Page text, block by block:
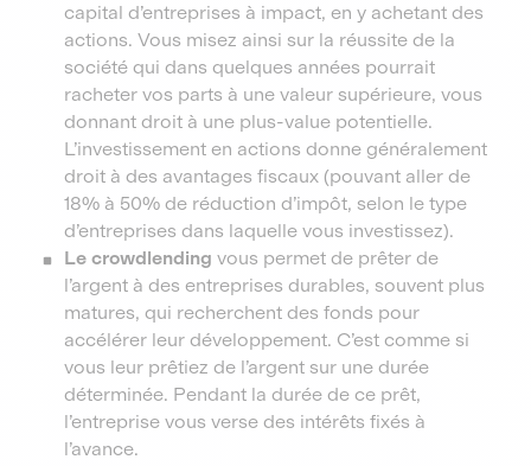
capital d’entreprises à impact, en y achetant des
actions. Vous misez ainsi sur la réussite de la
société qui dans quelques années pourrait
racheter vos parts à une valeur supérieure, vous
donnant droit à une plus-value potentielle.
L’investissement en actions donne généralement
droit à des avantages fiscaux (pouvant aller de
18% à 50% de réduction d’impôt, selon le type
d’entreprises dans laquelle vous investissez).
Le crowdlending vous permet de prêter de
l’argent à des entreprises durables, souvent plus
matures, qui recherchent des fonds pour
accélérer leur développement. C’est comme si
vous leur prêtiez de l’argent sur une durée
déterminée. Pendant la durée de ce prêt,
l’entreprise vous verse des intérêts fixés à
l’avance.